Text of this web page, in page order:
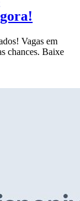
Vagas em
chances. Baixe